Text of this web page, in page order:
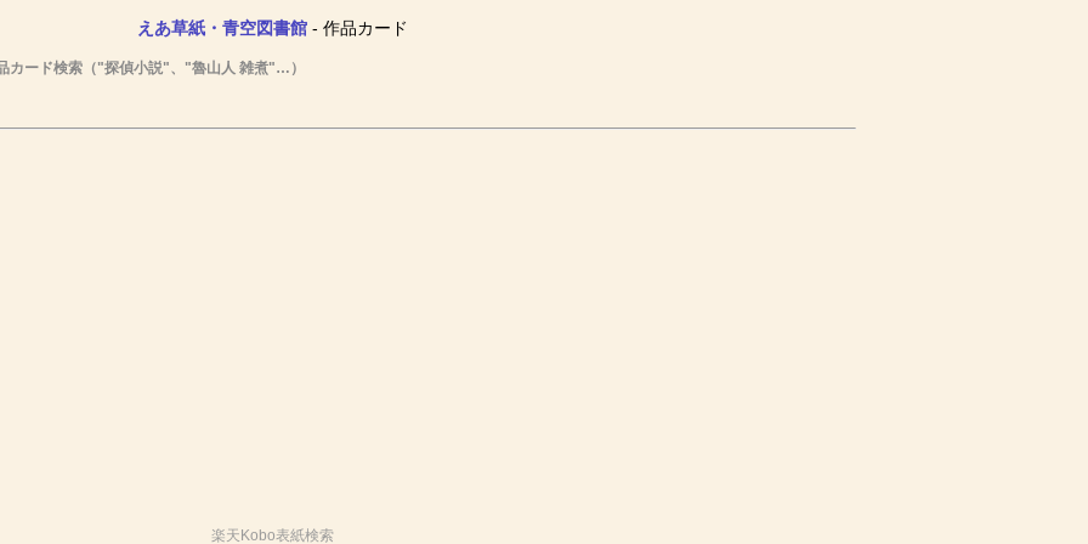
えあ草紙・青空図書館- 作品カード
カード検索（"探偵小説"、"魯山人 雑煮"…）
楽天Kobo表紙検索